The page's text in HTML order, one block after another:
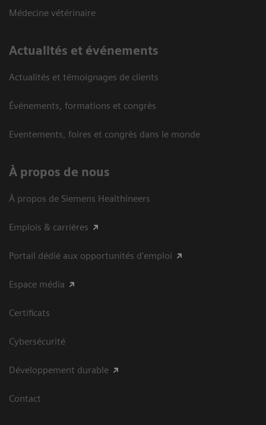
Médecine vétérinaire
Actualités et événements
Actualités et témoignages de clients
Événements, formations et congrès
Eventements, foires et congrès dans le monde
À propos de nous
À propos de Siemens Healthineers
Emplois & carrières
Portail dédié aux opportunités d'emploi
Espace média
Certificats
Cybersécurité
Développement durable
Contact